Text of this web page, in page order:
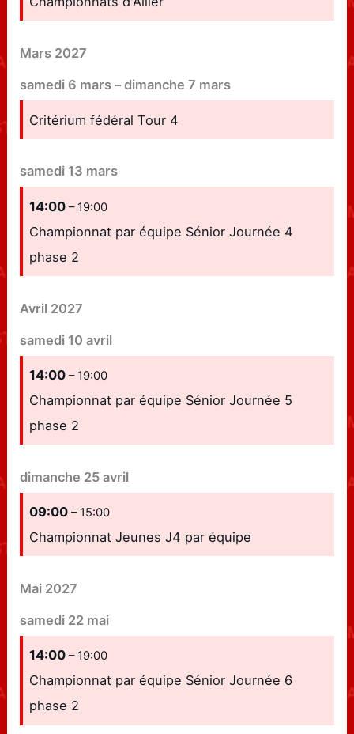
Mars 2027
samedi 6 mars –dimanche 7 mars
Critérium fédéral Tour 4
samedi 13 mars
14:00– 19:00
Championnat par équipe Sénior Journée 4
phase 2
Avril 2027
samedi 10 avril
14:00– 19:00
Championnat par équipe Sénior Journée 5
phase 2
dimanche 25 avril
09:00– 15:00
Championnat Jeunes J4 par équipe
Mai 2027
samedi 22 mai
14:00– 19:00
Championnat par équipe Sénior Journée 6
phase 2